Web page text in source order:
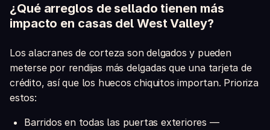
¿Qué arreglos de sellado tienen más
impacto en casas del West Valley?
Los alacranes de corteza son delgados y pueden
meterse por rendijas más delgadas que una tarjeta de
crédito, así que los huecos chiquitos importan. Prioriza
estos:
Barridos en todas las puertas exteriores —